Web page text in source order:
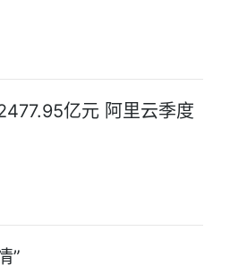
亿元 阿里云季度
”